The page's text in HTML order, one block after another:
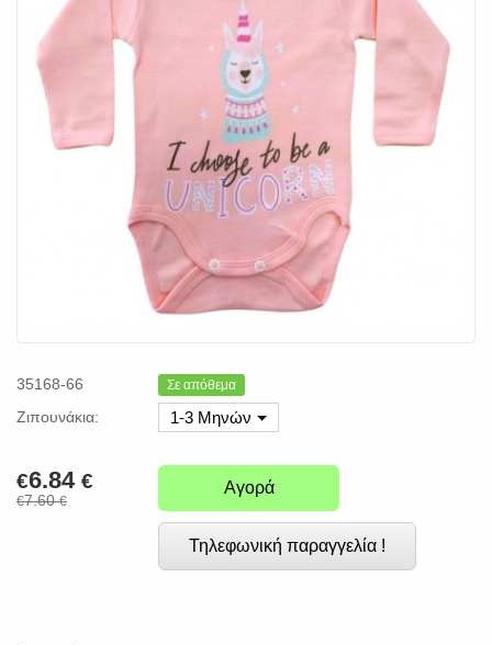
35168-66 Σε απόθεμα
Ζιπουνάκια: 1-3 Μηνών
€6.84 €
€7.60€
Αγορά
Τηλεφωνική παραγγελία !